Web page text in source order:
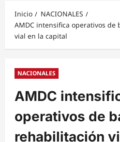
Inicio
NACIONALES
AMDC intensifica operativos de
vial en la capital
NACIONALES
AMDC
operativos de
rehabilitación